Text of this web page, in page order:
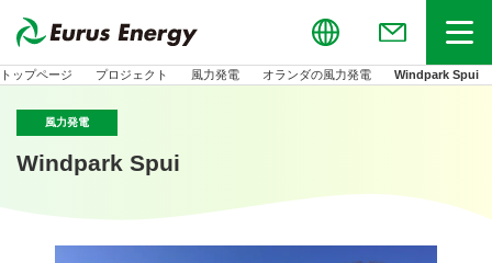
Globalお問い合わせメニュー
トップページ プロジェクト 風力発電 オランダの風力発電 Windpark Spui
風力発電
Windpark Spui